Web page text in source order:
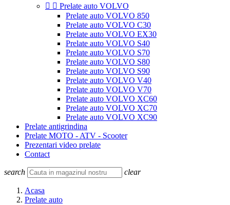
  Prelate auto VOLVO
Prelate auto VOLVO 850
Prelate auto VOLVO C30
Prelate auto VOLVO EX30
Prelate auto VOLVO S40
Prelate auto VOLVO S70
Prelate auto VOLVO S80
Prelate auto VOLVO S90
Prelate auto VOLVO V40
Prelate auto VOLVO V70
Prelate auto VOLVO XC60
Prelate auto VOLVO XC70
Prelate auto VOLVO XC90
Prelate antigrindina
Prelate MOTO - ATV - Scooter
Prezentari video prelate
Contact
search clear
Acasa
Prelate auto